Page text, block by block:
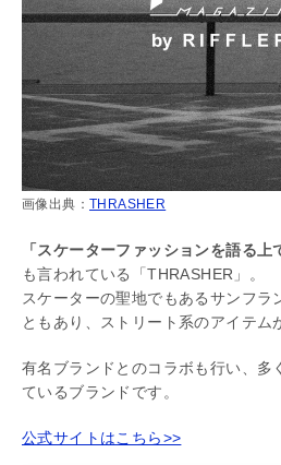
画像出典： THRASHER
「スケーターファッションを語る上
も言われている「THRASHER」。
スケーターの聖地でもあるサンフラ
ともあり、ストリート系のアイテム
有名ブランドとのコラボも行い、多
ているブランドです。
公式サイトはこちら>>